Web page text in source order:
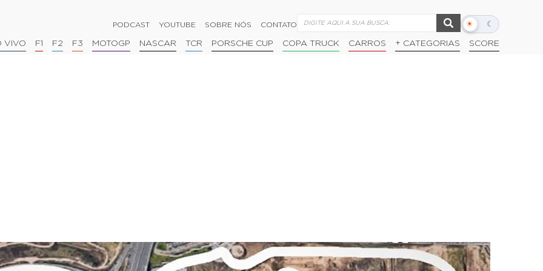
PODCAST YOUTUBE SOBRE NÓS CONTATO ☀ ☾
Alternar
escuro
VIVO F1 F2 F3 MOTOGP NASCAR TCR PORSCHE CUP COPA TRUCK CARROS + CATEGORIAS SCORE